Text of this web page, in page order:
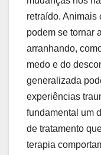
retraído. Animais
podem se tornar
arranhando,
medo e do
generalizada
experiências
fundamental um
de tratamento
terapia